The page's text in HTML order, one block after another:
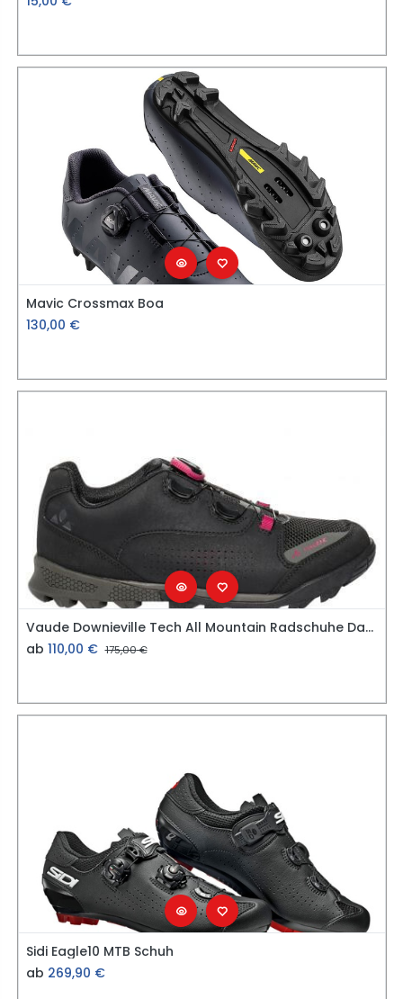
Mavic Crossmax Boa
130,00 €
Vaude Downieville Tech All Mountain Radschuhe Damen
ab 110,00 € 175,00€
Sidi Eagle10 MTB Schuh
ab 269,90 €